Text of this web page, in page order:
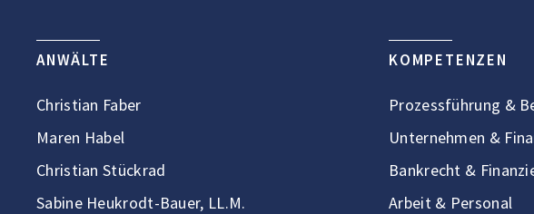
ANWÄLTE
Christian Faber
Maren Habel
Christian Stückrad
Sabine Heukrodt-Bauer, LL.M.
KOMPETENZEN
Prozessführung &
Unternehmen &
Bankrecht &
Arbeit & Personal